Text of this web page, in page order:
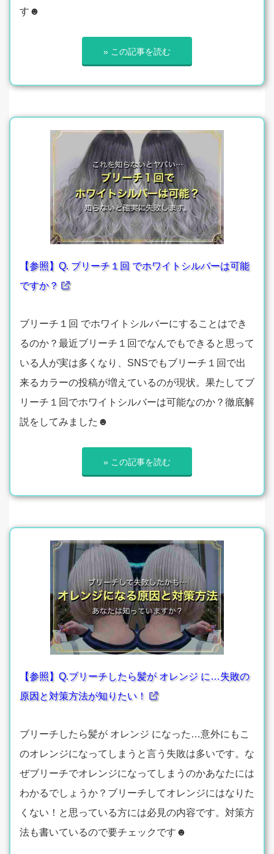
す☻
» この記事を読む
【参照】Q. ブリーチ１回 でホワイトシルバーは可能
ですか？
ブリーチ１回 でホワイトシルバーにすることはでき
るのか？最近ブリーチ１回でなんでもできると思って
いる人が実は多くなり、SNSでもブリーチ１回で出
来るカラーの投稿が増えているのが現状。果たしてブ
リーチ１回でホワイトシルバーは可能なのか？徹底解
説をしてみました☻
» この記事を読む
【参照】Q.ブリーチしたら髪が オレンジ に…失敗の
原因と対策方法が知りたい！
ブリーチしたら髪が オレンジ になった…意外にもこ
のオレンジになってしまうと言う失敗は多いです。な
ぜブリーチでオレンジになってしまうのかあなたには
わかるでしょうか？ブリーチしてオレンジにはなりた
くない！と思っている方には必見の内容です。対策方
法も書いているので要チェックです☻